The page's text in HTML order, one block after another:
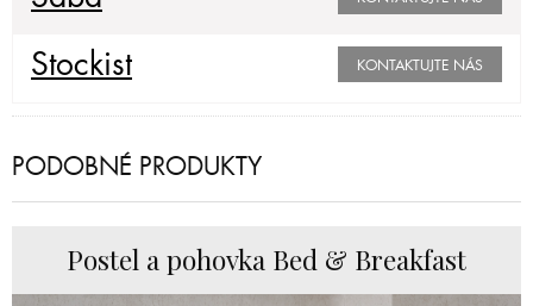
Stockist KONTAKTUJTE NÁS
PODOBNÉ PRODUKTY
Postel a pohovka Bed & Breakfast